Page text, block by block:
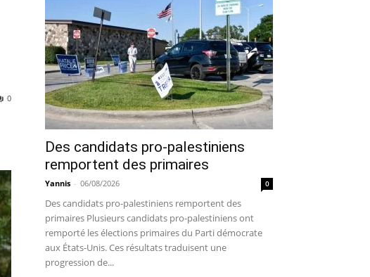
0
Des candidats pro-palestiniens
remportent des primaires
Yannis - 06/08/2026 0
Des candidats pro-palestiniens remportent des
primaires Plusieurs candidats pro-palestiniens ont
remporté les élections primaires du Parti démocrate
aux États-Unis. Ces résultats traduisent une
progression de...